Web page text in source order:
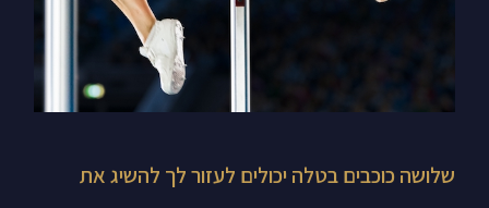
שלושה כוכבים בטלה יכולים לעזור לך להשיג את